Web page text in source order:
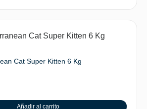
Cat Super Kitten 6 Kg
Añadir al carrito